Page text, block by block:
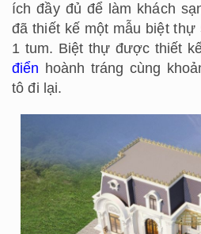
ích đầy đủ để làm khách
đã thiết kế một mẫu biệt
1 tum. Biệt thự được thiết
điển hoành tráng cùng
tô đi lại.